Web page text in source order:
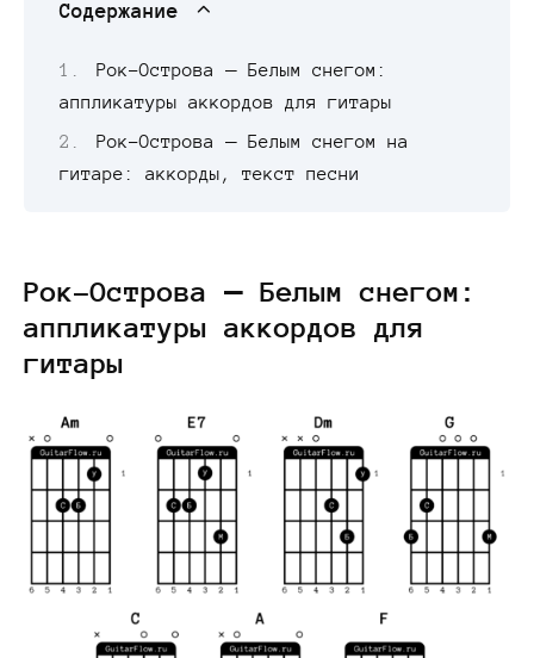
Содержание
Рок-Острова — Белым снегом:
аппликатуры аккордов для гитары
Рок-Острова — Белым снегом на
гитаре: аккорды, текст песни
Рок-Острова — Белым снегом:
аппликатуры аккордов для
гитары